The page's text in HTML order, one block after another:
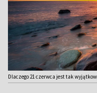
Dlaczego 21 czerwca jest tak